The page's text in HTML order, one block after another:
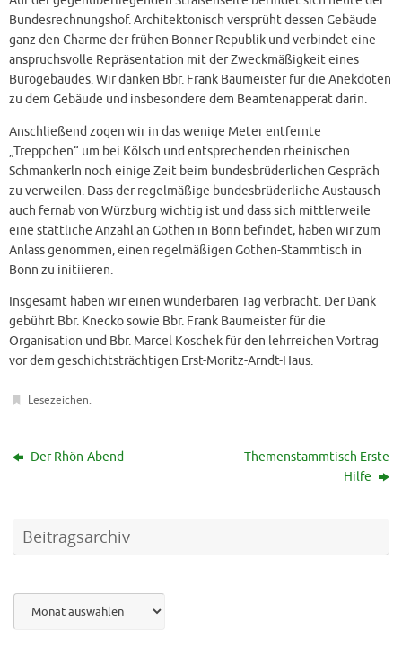
Bundesrechnungshof. Architektonisch versprüht dessen Gebäude
ganz den Charme der frühen Bonner Republik und verbindet eine
anspruchsvolle Repräsentation mit der Zweckmäßigkeit eines
Bürogebäudes. Wir danken Bbr. Frank Baumeister für die Anekdoten
zu dem Gebäude und insbesondere dem Beamtenapperat darin.
Anschließend zogen wir in das wenige Meter entfernte
„Treppchen“ um bei Kölsch und entsprechenden rheinischen
Schmankerln noch einige Zeit beim bundesbrüderlichen Gespräch
zu verweilen. Dass der regelmäßige bundesbrüderliche Austausch
auch fernab von Würzburg wichtig ist und dass sich mittlerweile
eine stattliche Anzahl an Gothen in Bonn befindet, haben wir zum
Anlass genommen, einen regelmäßigen Gothen-Stammtisch in
Bonn zu initiieren.
Insgesamt haben wir einen wunderbaren Tag verbracht. Der Dank
gebührt Bbr. Knecko sowie Bbr. Frank Baumeister für die
Organisation und Bbr. Marcel Koschek für den lehrreichen Vortrag
vor dem geschichtsträchtigen Erst-Moritz-Arndt-Haus.
Lesezeichen.
Der Rhön-Abend
Themenstammtisch Erste
Hilfe
Beitragsarchiv